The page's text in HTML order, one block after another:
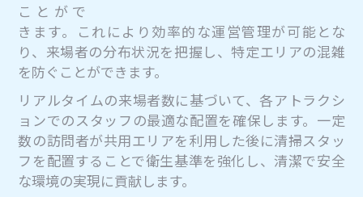
ことがで
きます。これにより効率的な運営管理が可能とな
り、来場者の分布状況を把握し、特定エリアの混雑
を防ぐことができます。
リアルタイムの来場者数に基づいて、各アトラクシ
ョンでのスタッフの最適な配置を確保します。一定
数の訪問者が共用エリアを利用した後に清掃スタッ
フを配置することで衛生基準を強化し、清潔で安全
な環境の実現に貢献します。